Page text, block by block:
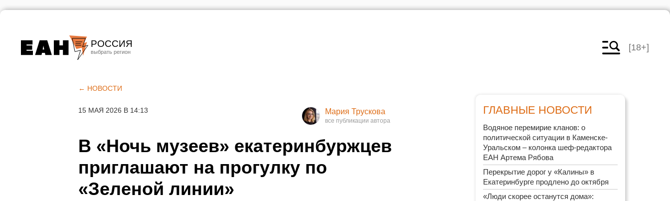
РОССИЯ
Челябинск
[18+]
← НОВОСТИ
15 МАЯ 2026 В 14:13 Мария Трускова
В «Ночь музеев» екатеринбуржцев
приглашают на прогулку по
«Зеленой линии»
ГЛАВНЫЕ НОВОСТИ
Водяное перемирие кланов: о
политической ситуации в Каменске-
Уральском – колонка шеф-редактора
ЕАН Артема Рябова
Перекрытие дорог у «Калины» в
Екатеринбурге продлено до октября
«Люди скорее останутся дома»: